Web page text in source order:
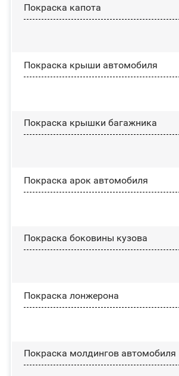
Покраска капота
Покраска крыши автомобиля
Покраска крышки багажника
Покраска арок автомобиля
Покраска боковины кузова
Покраска лонжерона
Покраска молдингов автомобиля